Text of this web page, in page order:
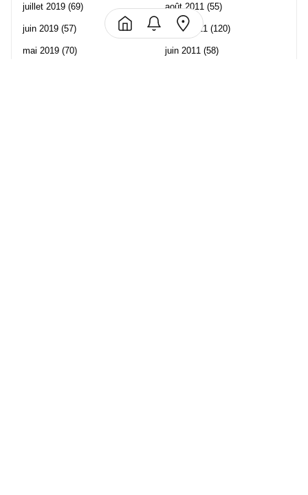
juillet 2019 (69)
juin 2019 (57)
mai 2019 (70)
août 2011 (55)
juillet 2011 (120)
juin 2011 (58)